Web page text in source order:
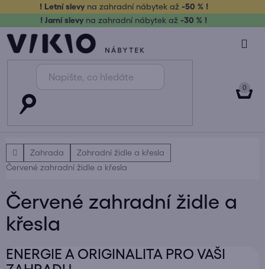
obsah
! Letní slevy na zahradní nábytek až-50 % !
! Jarní slevy na zahradní nábytek až -30 % !
DomůZahrada
Zahradní židle a křesla
Červené zahradní židle a křesla
Červené zahradní židle a
křesla
ENERGIE A ORIGINALITA PRO VAŠI